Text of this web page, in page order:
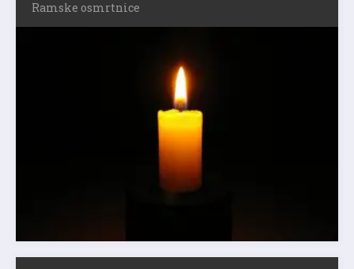
Ramske osmrtnice